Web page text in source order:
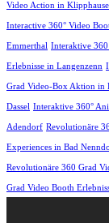
Video Action in
Interactive 360° Video
Emmerthal Interaktive
Erlebnisse in Langenzenn
Grad Video-Box Aktion in
Dassel Interaktive 360°
Adendorf Revolutionäre
Experiences in Bad
Revolutionäre 360 Grad
Grad Video Booth